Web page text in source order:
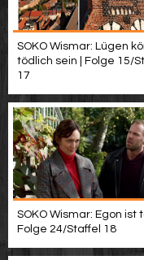
SOKO Wismar: Lügen
tödlich sein | Folge 15/
17
SOKO Wismar: Egon ist
Folge 24/Staffel 18